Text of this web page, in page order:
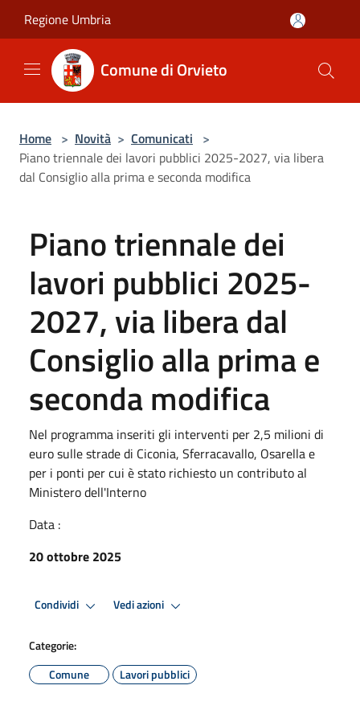
Regione Umbria
Comune di Orvieto
Home > Novità > Comunicati >
Piano triennale dei lavori pubblici 2025-2027, via libera
dal Consiglio alla prima e seconda modifica
Piano triennale dei
lavori pubblici 2025-
2027, via libera dal
Consiglio alla prima e
seconda modifica
Nel programma inseriti gli interventi per 2,5 milioni di
euro sulle strade di Ciconia, Sferracavallo, Osarella e
per i ponti per cui è stato richiesto un contributo al
Ministero dell'Interno
Data :
20 ottobre 2025
Condividi Vedi azioni
Categorie:
Comune
Lavori pubblici